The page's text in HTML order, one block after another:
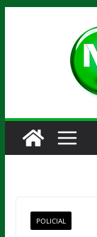
POLICIAL